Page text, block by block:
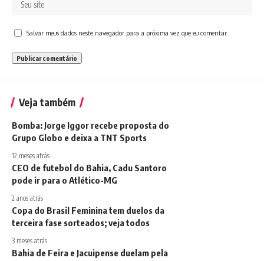
Salvar meus dados neste navegador para a próxima vez que eu comentar.
Veja também
Bomba: Jorge Iggor recebe proposta do
Grupo Globo e deixa a TNT Sports
12 meses atrás
CEO de futebol do Bahia, Cadu Santoro
pode ir para o Atlético-MG
2 anos atrás
Copa do Brasil Feminina tem duelos da
terceira fase sorteados; veja todos
3 meses atrás
Bahia de Feira e Jacuipense duelam pela